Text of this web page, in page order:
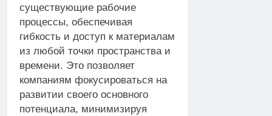
существующие рабочие
процессы, обеспечивая
гибкость и доступ к материалам
из любой точки пространства и
времени. Это позволяет
компаниям фокусироваться на
развитии своего основного
потенциала, минимизируя